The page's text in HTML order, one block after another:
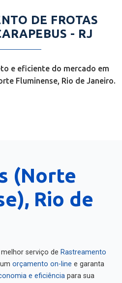
DE FROTAS
- RJ
e eficiente do mercado em
Fluminense, Rio de Janeiro.
(Norte
Rio de
serviço de Rastreamento
orçamento on-line e garanta
e eficiência para sua